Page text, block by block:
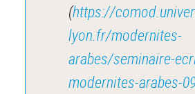
(https://
lyon.fr/modernites-
arabes/seminaire-
modernites-arabes-